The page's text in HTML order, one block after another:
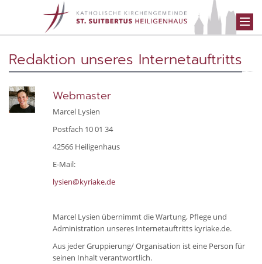
Redaktion unseres Internetauftritts
Webmaster
Marcel Lysien
Postfach 10 01 34
42566 Heiligenhaus
E-Mail:
lysien@kyriake.de
Marcel Lysien übernimmt die Wartung, Pflege und
Administration unseres Internetauftritts kyriake.de.
Aus jeder Gruppierung/ Organisation ist eine Person für
seinen Inhalt verantwortlich.